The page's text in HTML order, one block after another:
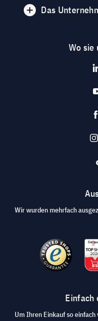
Das
Wo sie
Wir wurden mehrfach
Einfach
Um Ihren Einkauf so